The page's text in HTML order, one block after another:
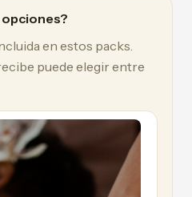
en estos packs.
puede elegir entre